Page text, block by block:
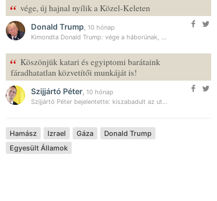
“ vége, új hajnal nyílik a Közel-Keleten
Donald Trump, 10 hónap
Kimondta Donald Trump: vége a háborúnak, új korszak nyílik
“ Köszönjük katari és egyiptomi barátaink
fáradhatatlan közvetítői munkáját is!
Szijjártó Péter, 10 hónap
Szijjártó Péter bejelentette: kiszabadult az utolsó magyar túsz is a…
Hamász Izrael Gáza
Donald Trump
Egyesült Államok